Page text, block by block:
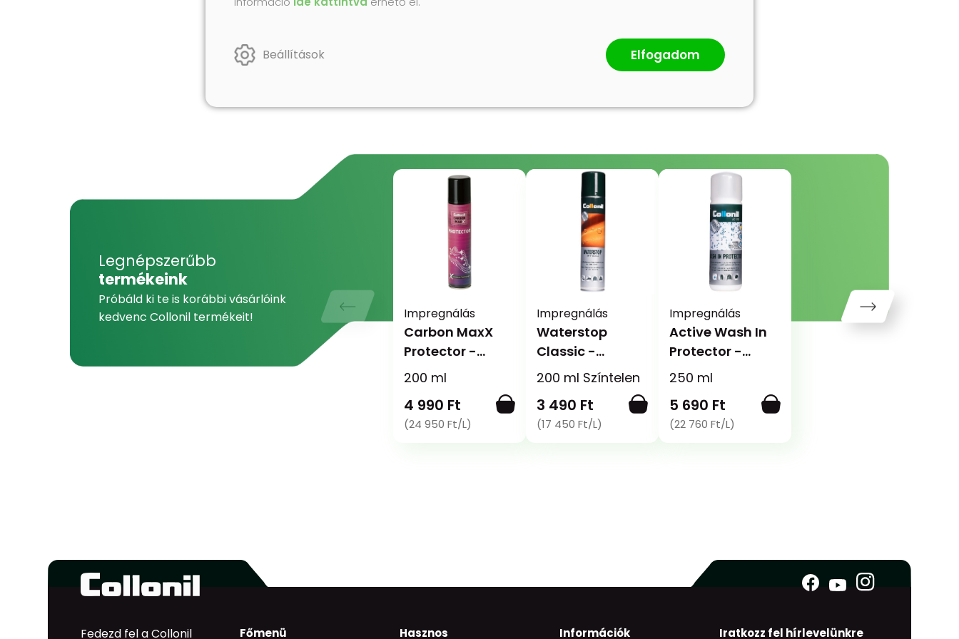
Legnépszerűbb
termékeink
Próbáld ki te is korábbi vásárlóink
kedvenc Collonil termékeit!
Impregnálás
Carbon MaxX
Protector -
Impregnáló
200 ml
4 990 Ft
(24 950 Ft/L)
Impregnálás
Waterstop
Classic -
Impregnáló és
fényvédő spray
200 ml Színtelen
3 490 Ft
(17 450 Ft/L)
Impregnálás
Active Wash In
Protector -
Bemosható
250 ml
5 690 Ft
(22 760 Ft/L)
Fedezd fel a Collonil Főmenü Hasznos Információk Iratkozz fel hírlevelünkre
Beállítások Elfogadom